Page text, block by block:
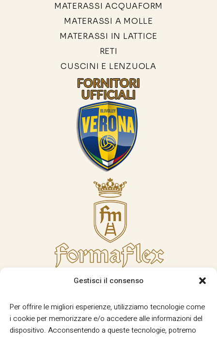
Gestisci il consenso
Per offrire le migliori esperienze, utilizziamo tecnologie come
i cookie per memorizzare e/o accedere alle informazioni del
dispositivo. Acconsentendo a queste tecnologie, potremo
MATERASSI ACQUAFORM
MATERASSI A MOLLE
MATERASSI IN LATTICE
RETI
CUSCINI E LENZUOLA